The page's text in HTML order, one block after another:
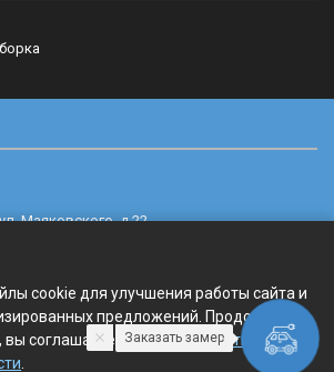
Маяковского, д.22.
cookie для улучшения работы сайта и
предложений. Продолжая
вы соглашаетесь с нашейполитикой
Заказать замер